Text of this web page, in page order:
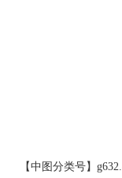
【中图分类号】